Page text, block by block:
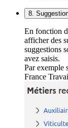
8.
En fonction
afficher des
suggestions
avez saisis.
Par exemple
France